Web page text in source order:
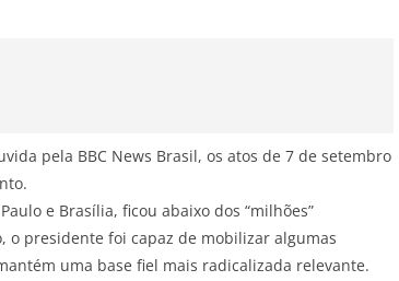
pela BBC News Brasil, os atos de 7 de setembro
e Brasília, ficou abaixo dos “milhões”
presidente foi capaz de mobilizar algumas
uma base fiel mais radicalizada relevante.